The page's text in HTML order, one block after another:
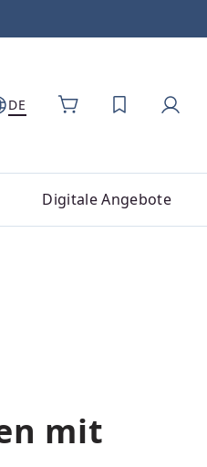
DE DU HAST 0
Digitale Angebote
mit